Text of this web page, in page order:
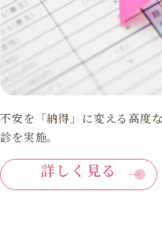
不安を「納得」に変える高度
診を実施。
詳しく見る